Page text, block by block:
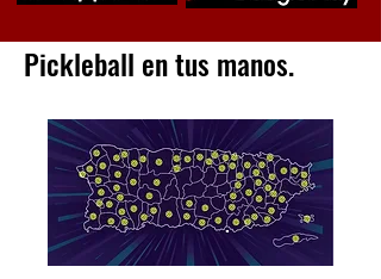
Pickleball en tus manos.